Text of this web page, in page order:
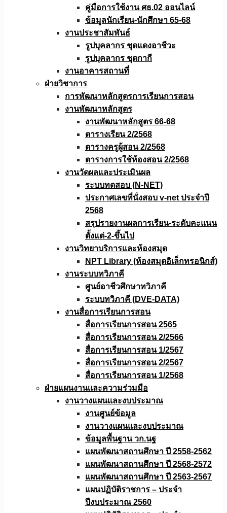
คู่มือการใช้งาน ศธ.02 ออนไลน์
ข้อมูลนักเรียน-นักศึกษา 65-68
งานประชาสัมพันธ์
รูปบุคลากร ชุดแดงอาชีวะ
รูปบุคลากร ชุดกากี
งานอาคารสถานที่
ฝ่ายวิชาการ
การพัฒนาหลักสูตรการเรียนการสอน
งานพัฒนาหลักสูตร
งานพัฒนาหลักสูตร 66-68
ตารางเรียน 2/2568
ตารางครูผู้สอน 2/2568
ตารางการใช้ห้องสอน 2/2568
งานวัดผลเเละประเมินผล
ระบบทดสอบ (N-NET)
ประกาศเลขที่นั่งสอบ v-net ประจำปี
2568
สรุปรายงานผลการเรียน-ระดับคะแนน
ตั้งแต่-2-ขึ้นไป
งานวิทยาบริการเเละห้องสมุด
NPT Library (ห้องสมุดอิเล็กทรอนิกส์)
งานระบบทวิภาคี
ศูนย์อาชีวศึกษาทวิภาคี
ระบบทวิภาคี (DVE-DATA)
งานสื่อการเรียนการสอน
สื่อการเรียนการสอน 2565
สื่อการเรียนการสอน 2/2566
สื่อการเรียนการสอน 1/2567
สื่อการเรียนการสอน 2/2567
สื่อการเรียนการสอน 1/2568
ฝ่ายแผนงานเเละความร่วมมือ
งานวางแผนเเละงบประมาณ
งานศูนย์ข้อมูล
งานวางแผนและงบประมาณ
ข้อมูลพื้นฐาน วก.นฐ
แผนพัฒนาสถานศึกษา ปี 2558-2562
แผนพัฒนาสถานศึกษา ปี 2568-2572
แผนพัฒนาสถานศึกษา ปี 2563-2567
แผนปฏิบัติราชการ – ประจำ
ปีงบประมาณ 2560